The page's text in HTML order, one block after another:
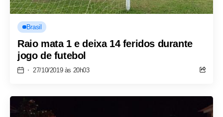
Brasil
Raio mata 1 e deixa 14 feridos durante
jogo de futebol
27/10/2019 às 20h03